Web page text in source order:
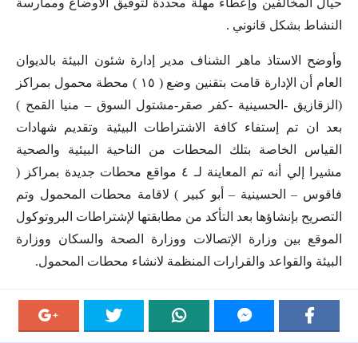
حيال المخالفين وإعطاء مهلة محددة لتوفيق الاوضاع وممارسة
النشاط بشكل قانوني .
وأوضح الاستاذ ماهر الشناف مدير إدارة شئون البيئة بالديوان
العام أن الإدارة قامت بتقنين وضع ( ١٥ ) محطة محمول بمراكز
(الزقازيق -الحسينية -كفر صقر-مشتول السوق – منيا القمح )
بعد ان تم إستفاء كافة الاشتراطات البيئية وتقديم شهادات
القياس الخاصة بتلك المحطات من الناحية البيئية والصحية
مشيرا إلي أنه تم المعاينة لـ ٤ مواقع محطات جديدة بمراكز (
فاقوس – الحسينية – أبو كبير ) لاقامة محطات المحمول وتم
التصريح بإنشاؤها بعد التأكد من مطابقتها لإشتراطات البروتوكول
الموقع بين وزارة الإتصالات ووزارة الصحة والسكان ووزارة
البيئة والقواعد والقرارات المنظمة لانشاء محطات المحمول.